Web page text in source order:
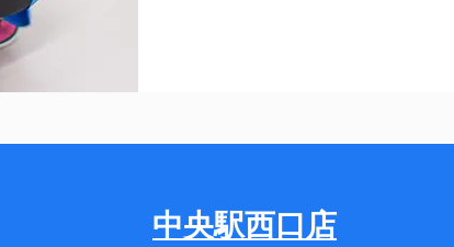
中央駅西口店